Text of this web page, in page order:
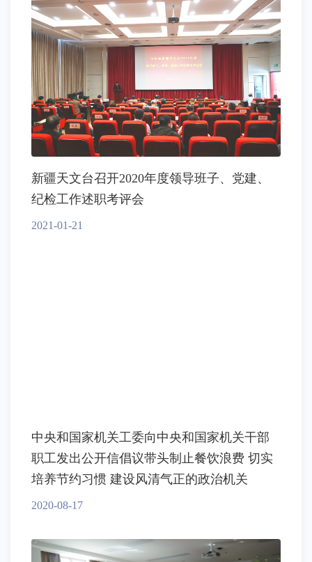
新疆天文台召开2020年度领导班子、党建、
纪检工作述职考评会
2021-01-21
中央和国家机关工委向中央和国家机关干部
职工发出公开信倡议带头制止餐饮浪费 切实
培养节约习惯 建设风清气正的政治机关
2020-08-17